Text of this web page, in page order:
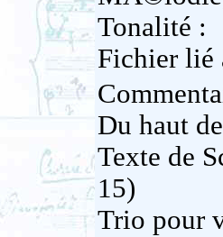
Tonalité :
Fichier lié
Du haut
Texte de
15)
Trio pour